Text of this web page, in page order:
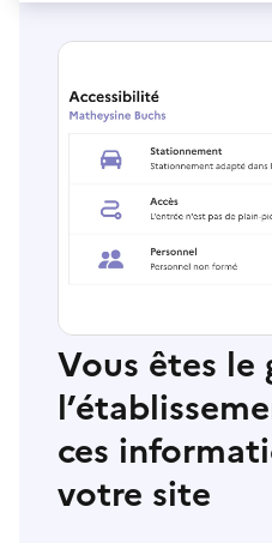
Vous êtes le
ces
votre site